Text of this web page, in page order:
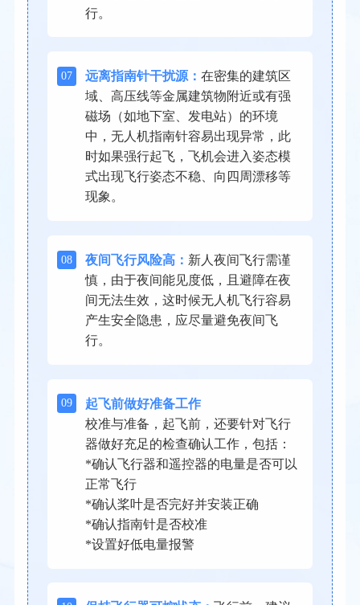
行。
07 远离指南针干扰源： 在密集的建筑区
域、高压线等金属建筑物附近或有强
磁场（如地下室、发电站）的环境
中，无人机指南针容易出现异常，此
时如果强行起飞，飞机会进入姿态模
式出现飞行姿态不稳、向四周漂移等
现象。
08 夜间飞行风险高： 新人夜间飞行需谨
慎，由于夜间能见度低，且避障在夜
间无法生效，这时候无人机飞行容易
产生安全隐患，应尽量避免夜间飞
行。
09
起飞前做好准备工作
校准与准备，起飞前，还要针对飞行
器做好充足的检查确认工作，包括：
*确认飞行器和遥控器的电量是否可以
正常飞行
*确认桨叶是否完好并安装正确
*确认指南针是否校准
*设置好低电量报警